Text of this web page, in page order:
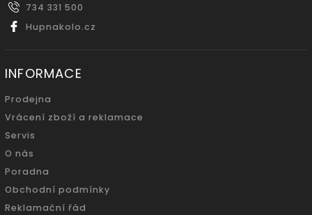
734 331 500
Hupnakolo.cz
INFORMACE
Prodejna
Vrácení zboží a reklamace
Servis
O nás
Poradna
Obchodní podmínky
Reklamační řád